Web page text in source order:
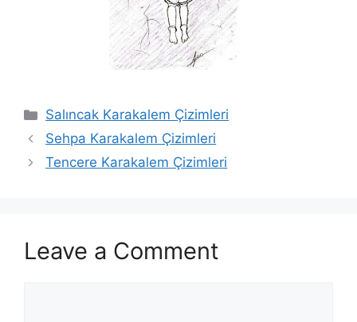
Categories
Salıncak Karakalem Çizimleri
Sehpa Karakalem Çizimleri
Tencere Karakalem Çizimleri
Leave a Comment